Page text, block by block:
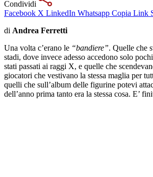
Condividi
Facebook X LinkedIn Whatsapp Copia Link
di Andrea Ferretti
Una volta c’erano le “bandiere”. Quelle che
stadi, dove invece adesso accedono solo
stati passati ai raggi X, e quelle che
giocatori che vestivano la stessa maglia per
quelli che sull’album delle figurine potevi
dell’anno prima tanto era la stessa cosa. E’